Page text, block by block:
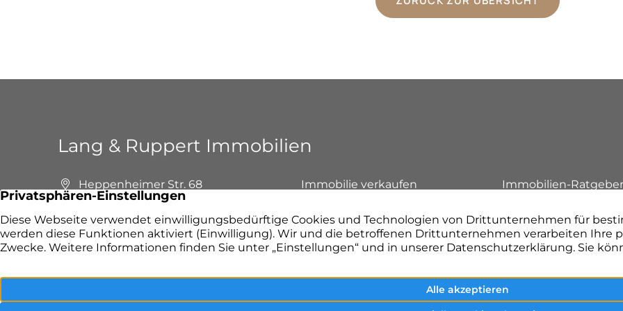
Lang & Ruppert Immobilien
Heppenheimer Str. 68
+49 6253 9799390
E-Mail senden
Immobilie verkaufen
Immobilien-Ratgeber
Finance Management
Unternehmen
Project Management
Kontakt aufnehmen